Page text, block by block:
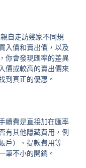
自走訪幾家不同規
入價和賣出價，以及
你會發現匯率的差異
價或較高的賣出價來
到真正的優惠。
續費是直接加在匯率
有其他隱藏費用，例
戶）、提款費用等
筆不小的開銷。